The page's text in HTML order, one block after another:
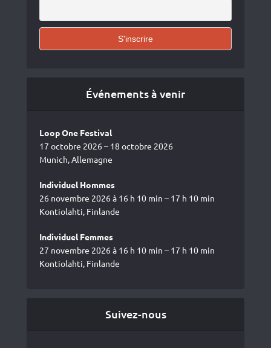
Événements à venir
Loop One Festival
17 octobre 2026 – 18 octobre 2026
Munich, Allemagne
Individuel Hommes
26 novembre 2026 à 16 h 10 min – 17 h 10 min
Kontiolahti, Finlande
Individuel Femmes
27 novembre 2026 à 16 h 10 min – 17 h 10 min
Kontiolahti, Finlande
Suivez-nous